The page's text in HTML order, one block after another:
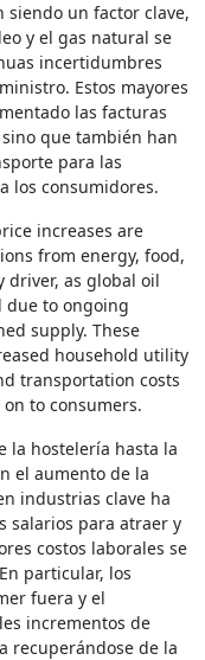
siendo un factor clave,
y el gas natural se
incertidumbres
Estos mayores
las facturas
que también han
para las
los consumidores.
increases are
from energy, food,
driver, as global oil
due to ongoing
supply. These
household utility
transportation costs
to consumers.
la hostelería hasta la
el aumento de la
industrias clave ha
salarios para atraer y
costos laborales se
particular, los
fuera y el
incrementos de
recuperándose de la